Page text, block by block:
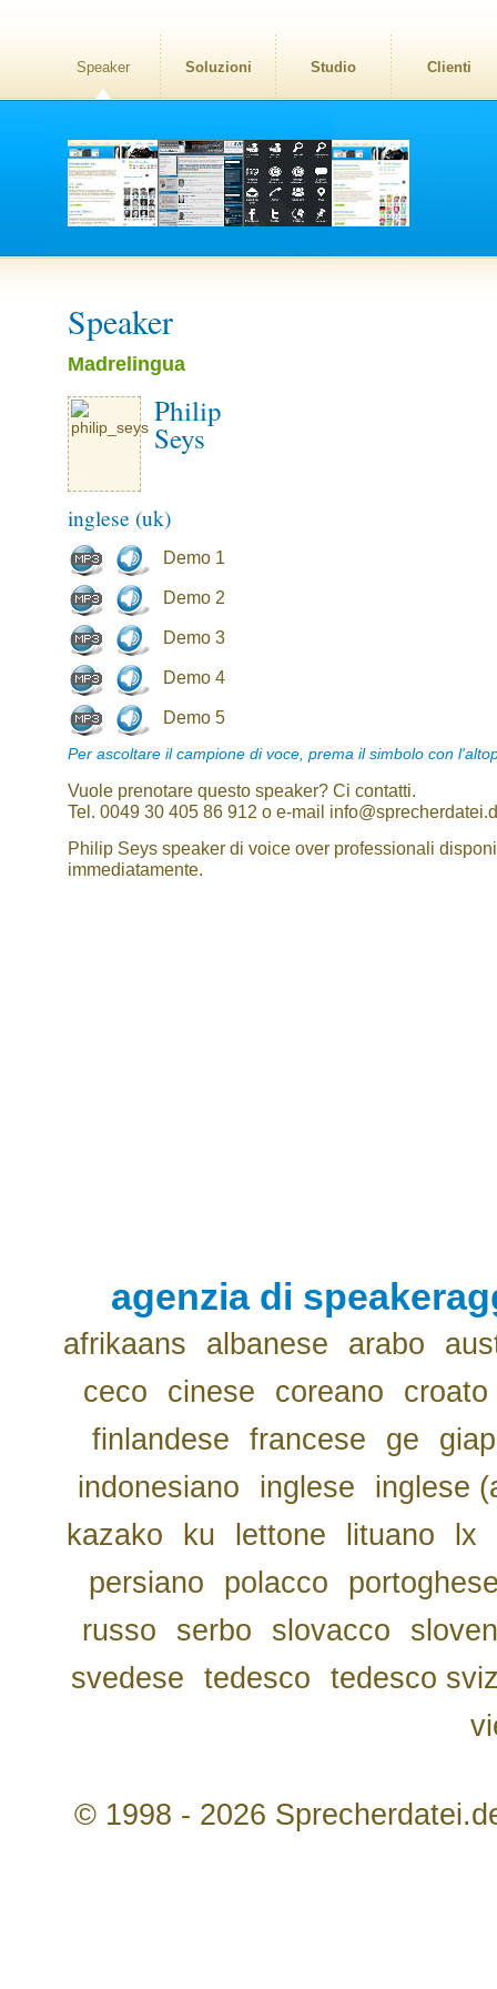
Speaker Soluzioni Studio Clienti
Speaker
Madrelingua
Philip
Seys
inglese (uk)
Demo 1
Demo 2
Demo 3
Demo 4
Demo 5
Per ascoltare il campione di voce, prema il simbolo con
Vuole prenotare questo speaker? Ci contatti.
Tel. 0049 30 405 86 912 o e-mail
Philip Seys speaker di voice over professionali
immediatamente.
agenzia di
afrikaans albanese arabo
ceco
cinese coreano
croato
finlandese
francese ge
indonesiano
inglese
inglese
kazako
ku lettone lituano lx
persiano
polacco
russo
serbo slovacco
svedese
tedesco
tedesco
© 1998 - 2026